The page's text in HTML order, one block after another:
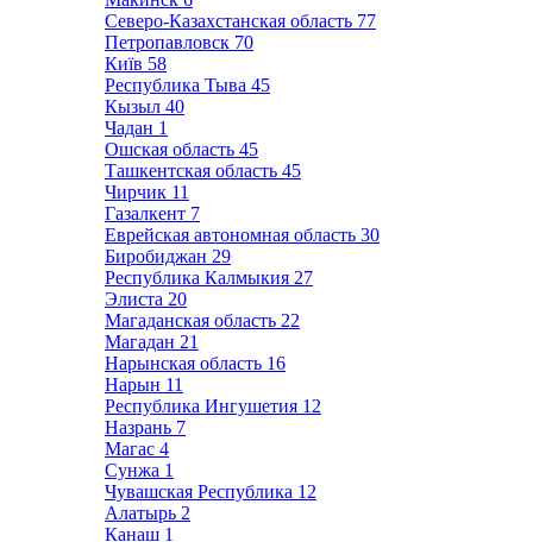
Северо-Казахстанская область 77
Петропавловск 70
Київ 58
Республика Тыва 45
Кызыл 40
Чадан 1
Ошская область 45
Ташкентская область 45
Чирчик 11
Газалкент 7
Еврейская автономная область 30
Биробиджан 29
Республика Калмыкия 27
Элиста 20
Магаданская область 22
Магадан 21
Нарынская область 16
Нарын 11
Республика Ингушетия 12
Назрань 7
Магас 4
Сунжа 1
Чувашская Республика 12
Алатырь 2
Канаш 1